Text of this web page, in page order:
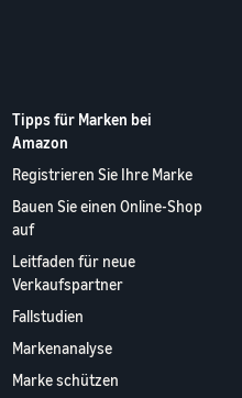
Tipps für Marken bei
Amazon
Registrieren Sie Ihre Marke
Bauen Sie einen Online-Shop
auf
Leitfaden für neue
Verkaufspartner
Fallstudien
Markenanalyse
Marke schützen